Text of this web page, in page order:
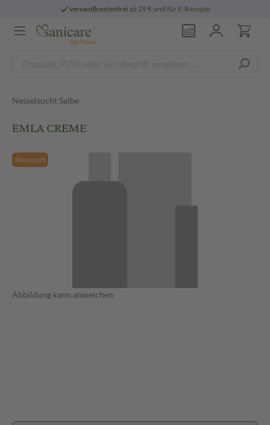
versandkostenfreiab 29 € und für E-Rezepte
Nesselsucht Salbe
EMLA CREME
Reimport
Abbildung kann abweichen